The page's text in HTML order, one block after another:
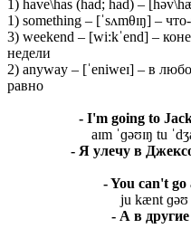
1) have\has (had; had) –
1) something – [ˈsʌmθɪŋ] –
3) weekend – [wi:kˈend] –
недели
2) anyway – [ˈeniweɪ] – в
равно
- I'm going to
aɪm ˈɡəʊɪŋ tu
- Я улечу в
- You can't go
ju kænt ɡəʊ
- А в